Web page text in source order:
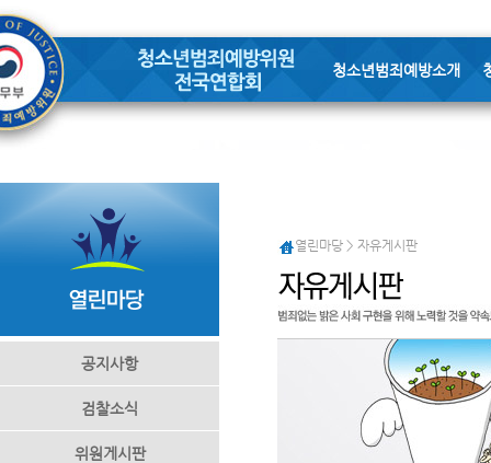
청소년범죄예방소개
공지사항
검찰소식
위원게시판
열린마당 > 자유게시판